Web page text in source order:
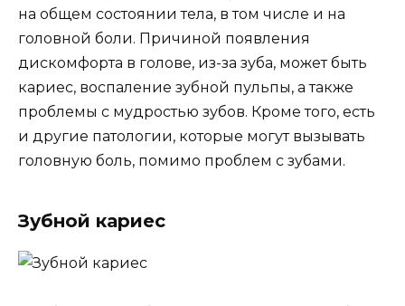
на общем состоянии тела, в том числе и на
головной боли. Причиной появления
дискомфорта в голове, из-за зуба, может быть
кариес, воспаление зубной пульпы, а также
проблемы с мудростью зубов. Кроме того, есть
и другие патологии, которые могут вызывать
головную боль, помимо проблем с зубами.
Зубной кариес